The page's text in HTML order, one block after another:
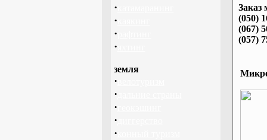
·
·
·
·
земля
·
·
·
·
·
Заказ
(050)
(067)
(057)